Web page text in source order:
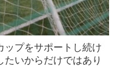
ップをサポートし続け
たいからだけではあり